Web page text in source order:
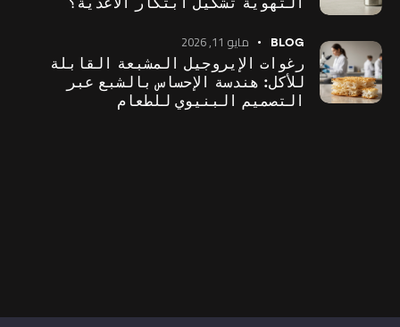
BLOG مايو 11, 2026
رغوات الإيروجيل المشبعة القابلة
للأكل: هندسة الإحساس بالشبع عبر
التصميم البنيوي للطعام